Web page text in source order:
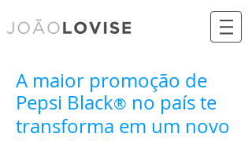
A maior promoção de
Pepsi Black® no país te
transforma em um novo